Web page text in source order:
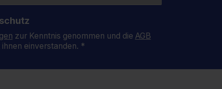
zur Kenntnis genommen und die AGB
einverstanden. *